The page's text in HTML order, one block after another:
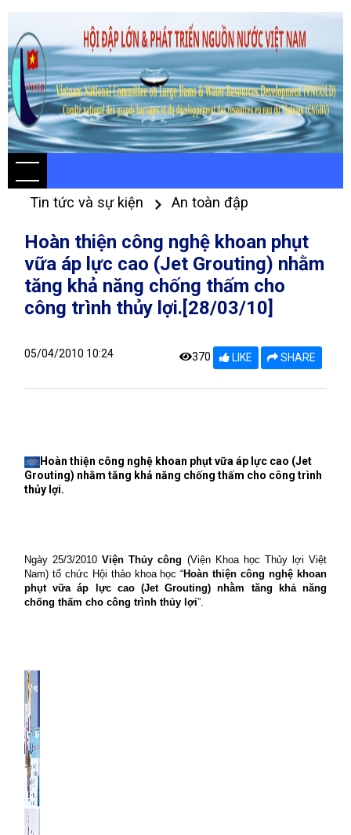
Tin tức và sự kiện An toàn đập
Hoàn thiện công nghệ khoan phụt
vữa áp lực cao (Jet Grouting) nhằm
tăng khả năng chống thấm cho
công trình thủy lợi.[28/03/10]
05/04/2010 10:24 370 LIKE SHARE
Hoàn thiện công nghệ khoan phụt vữa áp lực cao (Jet
Grouting) nhằm tăng khả năng chống thấm cho công trình
thủy lợi.
Ngày 25/3/2010Viện Thủy công (Viện Khoa học Thủy lợi Việt
Nam) tổ chức Hội thảo khoa học “Hoàn thiện công nghệ khoan
phụt vữa áp lực cao (Jet Grouting) nhằm tăng khả năng
chống thấm cho công trình thủy lợi”.